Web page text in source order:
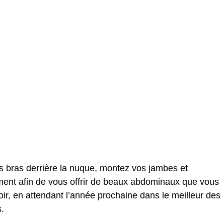
bras derrière la nuque, montez vos jambes et
afin de vous offrir de beaux abdominaux que vous
en attendant l’année prochaine dans le meilleur des